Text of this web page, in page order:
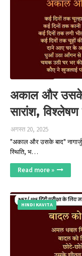
अकाल और उसके
सारांश, विश्लेषण
अगस्त 20, 2025
"अकाल और उसके बाद"
स्थिति, भ…
Read more »
HINDI KAVITA